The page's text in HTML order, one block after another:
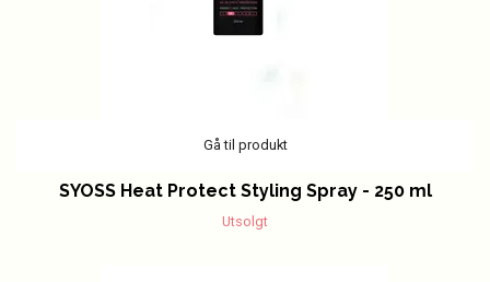
Gå til produkt
SYOSS Heat Protect Styling Spray - 250 ml
Utsolgt